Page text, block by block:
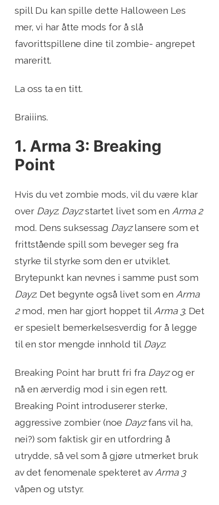
spill Du kan spille dette Halloween Les
mer, vi har åtte mods for å slå
favorittspillene dine til zombie- angrepet
mareritt.
La oss ta en titt.
Braiiins.
1. Arma 3: Breaking
Point
Hvis du vet zombie mods, vil du være klar
over Dayz. Dayzstartet livet som en Arma 2
mod. Dens suksessag Dayzlansere som et
frittstående spill som beveger seg fra
styrke til styrke som den er utviklet.
Brytepunkt kan nevnes i samme pust som
Dayz. Det begynte også livet som en Arma
2mod, men har gjort hoppet til Arma 3. Det
er spesielt bemerkelsesverdig for å legge
til en stor mengde innhold til Dayz.
Breaking Point har brutt fri fra Dayzog er
nå en ærverdig mod i sin egen rett.
Breaking Point introduserer sterke,
aggressive zombier (noe Dayzfans vil ha,
nei?) som faktisk gir en utfordring å
utrydde, så vel som å gjøre utmerket bruk
av det fenomenale spekteret av Arma 3
våpen og utstyr.